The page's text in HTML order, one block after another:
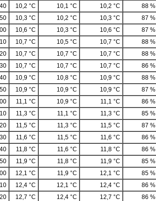
10,2 °C 10,1 °C 10,2 °C
88 %
10,3 °C 10,2 °C 10,3 °C
87 %
10,6 °C 10,3 °C 10,6 °C
87 %
10,7 °C 10,5 °C 10,7 °C
88 %
10,7 °C 10,7 °C 10,7 °C
88 %
10,7 °C 10,7 °C 10,7 °C
86 %
10,9 °C 10,8 °C 10,9 °C
88 %
10,9 °C 10,9 °C 10,9 °C
87 %
11,1 °C 10,9 °C 11,1 °C
86 %
11,3 °C 11,1 °C 11,3 °C
85 %
11,5 °C 11,3 °C 11,5 °C
87 %
11,6 °C 11,5 °C 11,6 °C
86 %
11,8 °C 11,6 °C 11,8 °C
86 %
11,9 °C 11,8 °C 11,9 °C
85 %
12,1 °C 11,9 °C 12,1 °C
85 %
12,4 °C 12,1 °C 12,4 °C
86 %
12,7 °C 12,4 °C 12,7 °C
86 %